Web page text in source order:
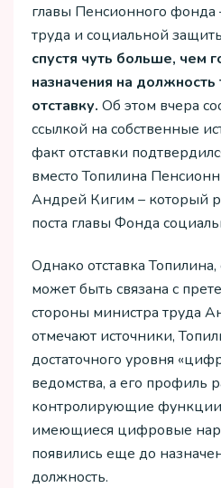
главы Пенсионного
труда и социальной
спустя чуть больше, чем
назначения на
отставку. Об этом вчера
ссылкой на собственные
факт отставки
вместо Топилина
Андрей Кигим – который
поста главы Фонда
Однако отставка
может быть связана с
стороны министра труда
отмечают источники,
достаточного уровня
ведомства, а его профиль
контролирующие
имеющиеся цифровые
появились еще до
должность.